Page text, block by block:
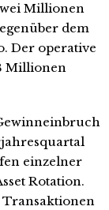
Millionen
dem
Der operative
Millionen
einzelner
Rotation.